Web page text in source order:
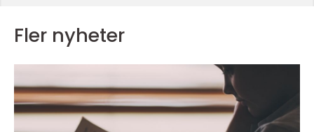
Fler nyheter